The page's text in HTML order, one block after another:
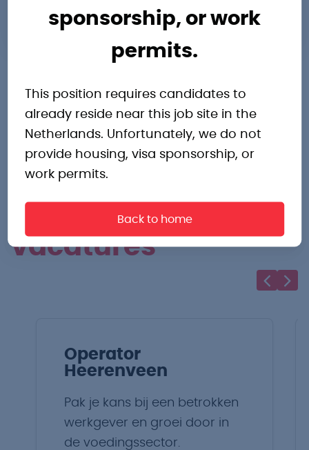
sponsorship, or work
permits.
This position requires candidates to
already reside near this job site in the
Netherlands. Unfortunately, we do not
provide housing, visa sponsorship, or
work permits.
Back to home
0582022000
Andere
interessante
vacatures
Operator
Heerenveen
Pak je kans bij een betrokken
werkgever en groei door in
de voedingssector.